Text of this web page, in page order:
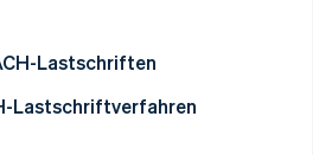
Lastschriften
initiiert und die Zahlung
Lastschriftverfahren